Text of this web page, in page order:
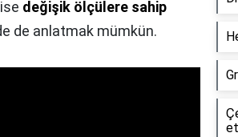
değişik ölçülere sahip
de anlatmak mümkün.